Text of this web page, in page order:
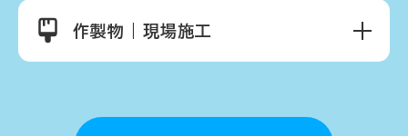
作製物｜現場施工